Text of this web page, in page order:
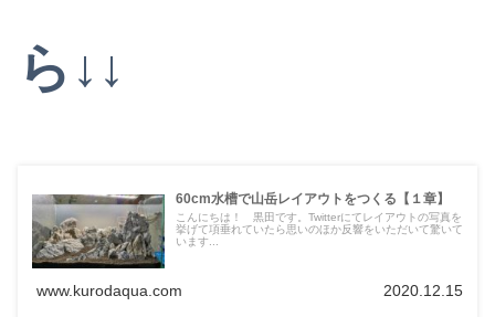
ら↓↓
60cm水槽で山岳レイアウトをつくる【１章】
こんにちは！ 黒田です。Twitterにてレイアウトの写真を
挙げて項垂れていたら思いのほか反響をいただいて驚いて
います...
www.kurodaqua.com 2020.12.15